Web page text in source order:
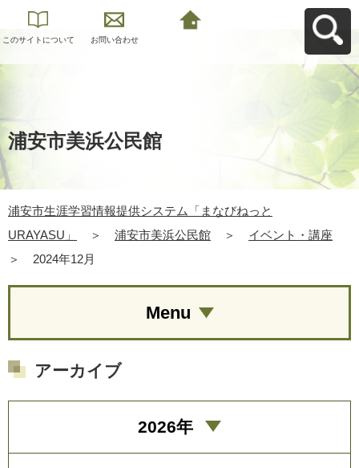
このサイトについて お問い合わせ
浦安市美浜公民館
浦安市生涯学習情報提供システム「まなびねっと
URAYASU」
＞ 浦安市美浜公民館 ＞
イベント・講座
＞
2024年12月
Menu
アーカイブ
2026年